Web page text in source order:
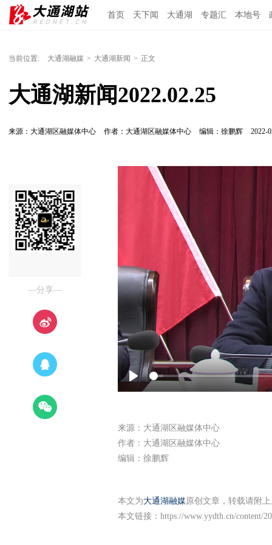
首页 天下闻 大通湖 专题汇 本地号
当前位置: 大通湖融媒 > 大通湖新闻 > 正文
大通湖新闻2022.02.25
来源：大通湖区融媒体中心 作者：大通湖区融媒体中心 编辑：徐鹏辉 2022-
—分享—
Play
来源：大通湖区融媒体中心
作者：大通湖区融媒体中心
编辑：徐鹏辉
本文为大通湖融媒原创文章，转载请附
本文链接： https://www.yydth.cn/content/